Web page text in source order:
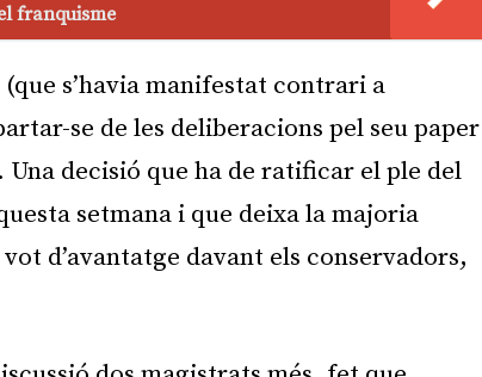
franquisme
(que s’havia manifestat contrari a
se de les deliberacions pel seu paper
decisió que ha de ratificar el ple del
setmana i que deixa la majoria
d’avantatge davant els conservadors,